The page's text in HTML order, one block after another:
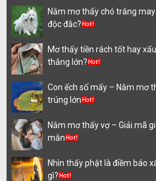
Nằm mơ thấy chó trắng
độc đắc?
Mơ thấy tiền rách tốt hay
thắng lớn?
Con ếch số mấy – Nằm mơ
trúng lớn
Nằm mơ thấy vợ – Giải mã
mắn
Nhìn thấy phật là điềm báo
gì?